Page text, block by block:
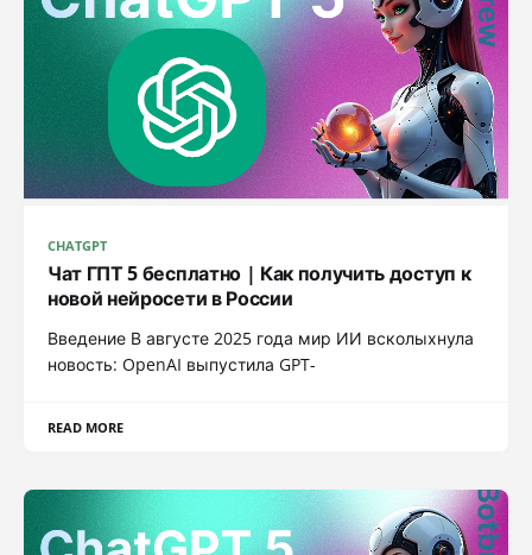
CHATGPT
Чат ГПТ 5 бесплатно | Как получить доступ к
новой нейросети в России
Введение В августе 2025 года мир ИИ всколыхнула
новость: OpenAI выпустила GPT-
READ MORE